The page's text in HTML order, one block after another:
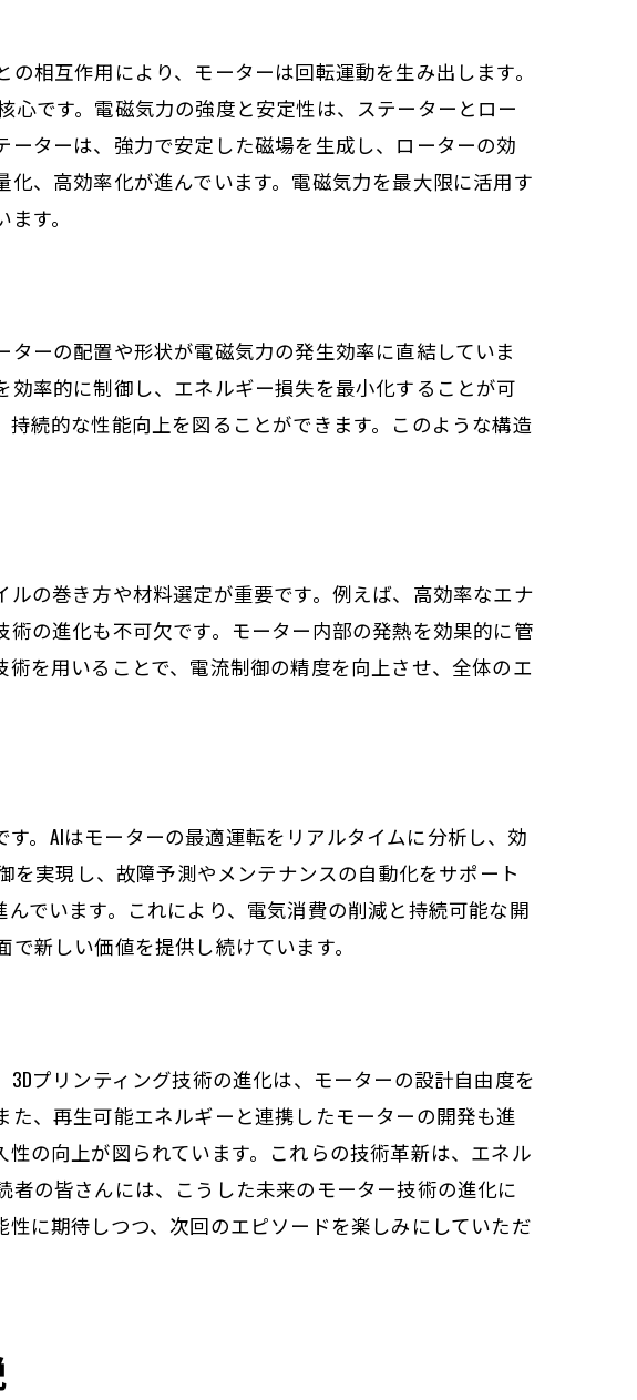
く鍵
け
相互作用により、モーターは回転運動を生み出します。
です。電磁気力の強度と安定性は、ステーターとロー
ターは、強力で安定した磁場を生成し、ローターの効
、高効率化が進んでいます。電磁気力を最大限に活用す
す。
ーの配置や形状が電磁気力の発生効率に直結していま
率的に制御し、エネルギー損失を最小化することが可
続的な性能向上を図ることができます。このような構造
の巻き方や材料選定が重要です。例えば、高効率なエナ
の進化も不可欠です。モーター内部の発熱を効果的に管
を用いることで、電流制御の精度を向上させ、全体のエ
。AIはモーターの最適運転をリアルタイムに分析し、効
を実現し、故障予測やメンテナンスの自動化をサポート
でいます。これにより、電気消費の削減と持続可能な開
新しい価値を提供し続けています。
プリンティング技術の進化は、モーターの設計自由度を
、再生可能エネルギーと連携したモーターの開発も進
の向上が図られています。これらの技術革新は、エネル
の皆さんには、こうした未来のモーター技術の進化に
に期待しつつ、次回のエピソードを楽しみにしていただ